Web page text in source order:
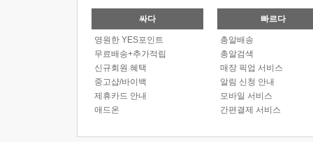
싸다
영원한 YES포인트
무료배송+추가적립
신규회원 혜택
중고샵/바이백
제휴카드 안내
애드온
빠르다
총알배송
총알검색
매장 픽업 서비스
알림 신청 안내
모바일 서비스
간편결제 서비스